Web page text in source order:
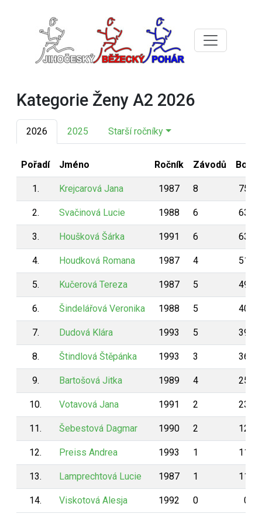
Kategorie Ženy A2 2026
2026 2025 Starší ročníky
Pořadí Jméno Ročník Závodů Body
1. Krejcarová Jana 1987 8 753
2. Svačinová Lucie 1988 6 635
3. Houšková Šárka 1991 6 632
4. Houdková Romana 1987 4 518
5. Kučerová Tereza 1987 5 498
6. Šindelářová Veronika 1988 5 405
7. Dudová Klára 1993 5 397
8. Štindlová Štěpánka 1993 3 363
9. Bartošová Jitka 1989 4 250
10. Votavová Jana 1991 2 239
11. Šebestová Dagmar 1990 2 122
12. Preiss Andrea 1993 1 119
13. Lamprechtová Lucie 1987 1 118
14. Viskotová Alesja 1992 0 0